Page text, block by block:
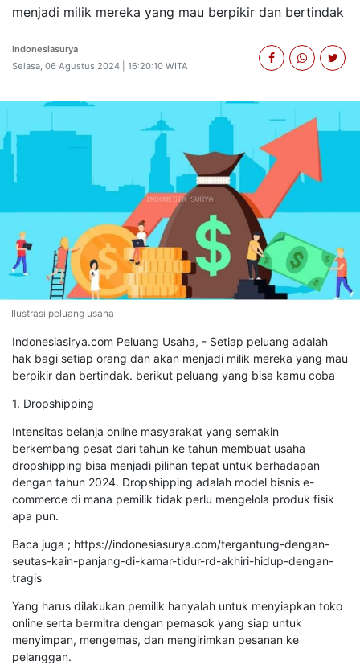
menjadi milik mereka yang mau berpikir dan bertindak
Indonesiasurya
Selasa, 06 Agustus 2024 | 16:20:10 WITA
Ilustrasi peluang usaha
Indonesiasirya.com Peluang Usaha, - Setiap peluang adalah
hak bagi setiap orang dan akan menjadi milik mereka yang mau
berpikir dan bertindak. berikut peluang yang bisa kamu coba
1. Dropshipping
Intensitas belanja online masyarakat yang semakin
berkembang pesat dari tahun ke tahun membuat usaha
dropshipping bisa menjadi pilihan tepat untuk berhadapan
dengan tahun 2024. Dropshipping adalah model bisnis e-
commerce di mana pemilik tidak perlu mengelola produk fisik
apa pun.
Baca juga ; https://indonesiasurya.com/tergantung-dengan-
seutas-kain-panjang-di-kamar-tidur-rd-akhiri-hidup-dengan-
tragis
Yang harus dilakukan pemilik hanyalah untuk menyiapkan toko
online serta bermitra dengan pemasok yang siap untuk
menyimpan, mengemas, dan mengirimkan pesanan ke
pelanggan.